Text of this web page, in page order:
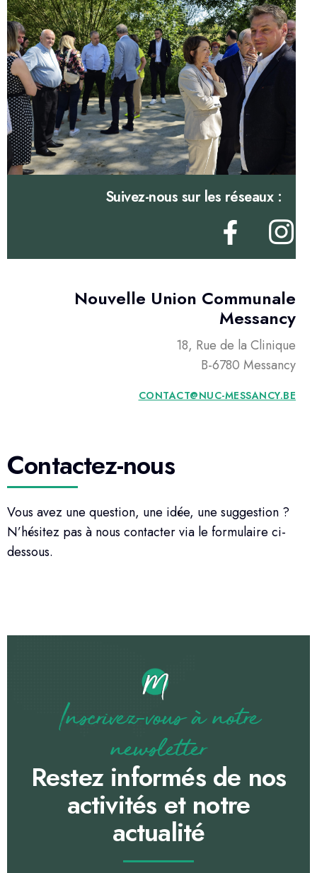
Suivez-nous sur les réseaux :
Nouvelle Union Communale
Messancy
18, Rue de la Clinique
B-6780 Messancy
CONTACT@NUC-MESSANCY.BE
Contactez-nous
Vous avez une question, une idée, une suggestion ?
N’hésitez pas à nous contacter via le formulaire ci-
dessous.
Inscrivez-vous à notre
newsletter
Restez informés de nos
activités et notre
actualité